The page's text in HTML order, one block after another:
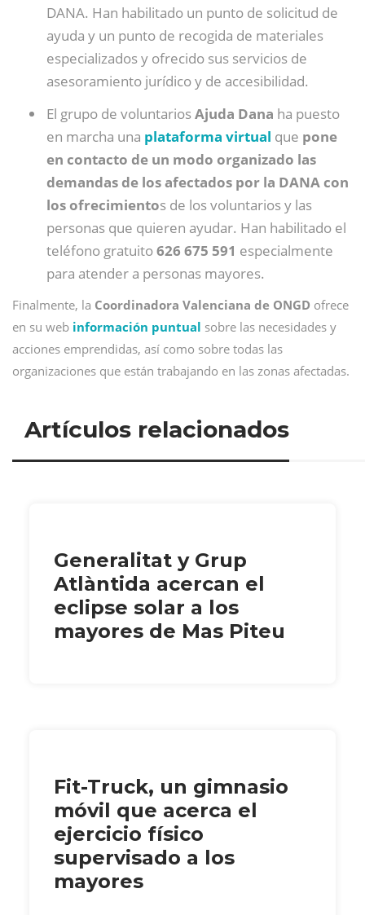
DANA. Han habilitado un punto de solicitud de
ayuda y un punto de recogida de materiales
especializados y ofrecido sus servicios de
asesoramiento jurídico y de accesibilidad.
El grupo de voluntariosAjuda Dana ha puesto
en marcha una plataforma virtual que pone
en contacto de un modo organizado las
demandas de los afectados por la DANA con
los ofrecimientos de los voluntarios y las
personas que quieren ayudar. Han habilitado el
teléfono gratuito626 675 591 especialmente
para atender a personas mayores.
Finalmente, la Coordinadora Valenciana de ONGD ofrece
en su web información puntual sobre las necesidades y
acciones emprendidas, así como sobre todas las
organizaciones que están trabajando en las zonas afectadas.
Artículos relacionados
Generalitat y Grup
Atlàntida acercan el
eclipse solar a los
mayores de Mas Piteu
Fit-Truck, un gimnasio
móvil que acerca el
ejercicio físico
supervisado a los
mayores